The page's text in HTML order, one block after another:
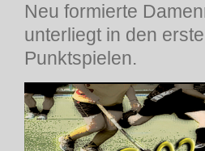
Neu formierte
unterliegt in den
Punktspielen.
Zeige
grösseres
Bild